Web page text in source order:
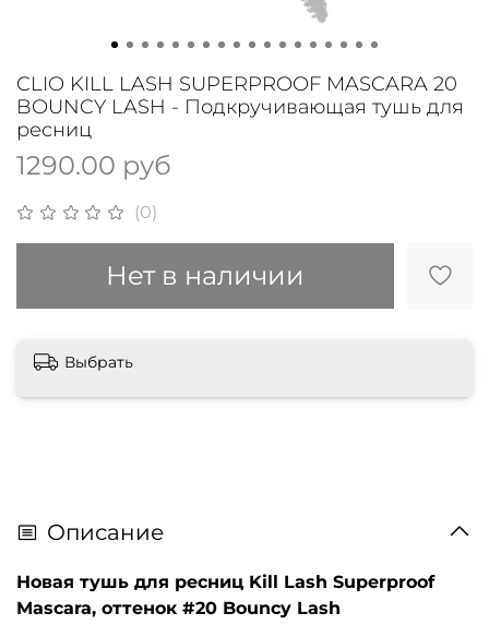
(0)
CLIO KILL LASH SUPERPROOF MASCARA 20
BOUNCY LASH - Подкручивающая тушь для
ресниц
1290.00 руб
Нет в наличии
Выбрать
Описание
Новая тушь для ресниц Kill Lash Superproof
Mascara, оттенок #20 Bouncy Lash